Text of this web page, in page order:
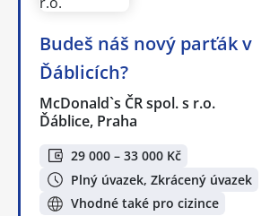
Budeš náš nový parťák v
Ďáblicích?
McDonald`s ČR spol. s r.o.
Ďáblice, Praha
29 000 – 33 000 Kč
Plný úvazek, Zkrácený úvazek
Vhodné také pro cizince